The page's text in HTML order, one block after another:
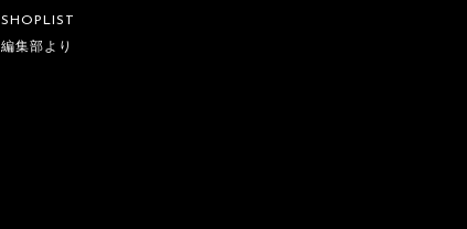
SHOPLIST
編集部より